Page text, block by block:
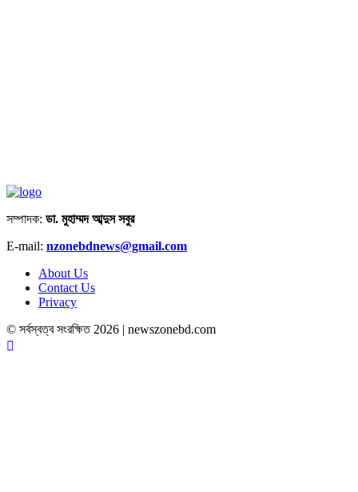
সম্পাদক: ডা. মুহাম্মদ আব্দুস সবুর
E-mail: nzonebdnews@gmail.com
About Us
Contact Us
Privacy
© সর্বস্বত্ব সংরক্ষিত 2026 | newszonebd.com